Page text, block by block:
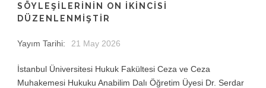
SÖYLEŞİLERİNİN ON İKİNCİSİ
DÜZENLENMİŞTİR
Yayım Tarihi: 21 May 2026
İstanbul Üniversitesi Hukuk Fakültesi Ceza ve Ceza
Muhakemesi Hukuku Anabilim Dalı Öğretim Üyesi Dr. Serdar